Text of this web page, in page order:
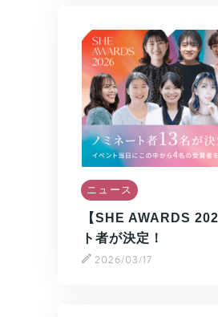
ニュース
【SHE AWARDS
ト者が決定！
2026/03/17